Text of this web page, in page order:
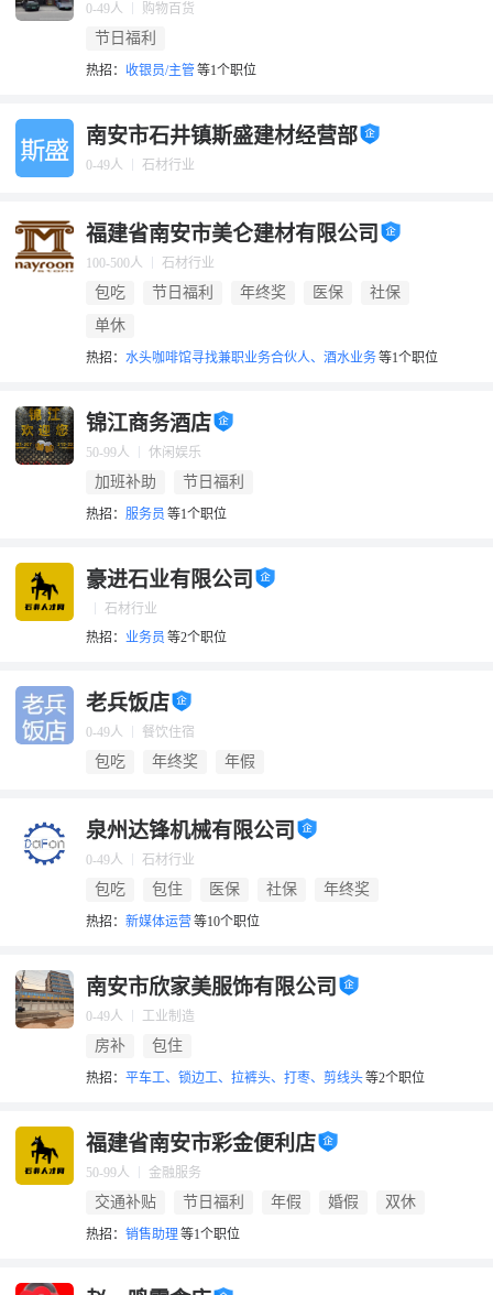
0-49人 购物百货
节日福利
热招： 收银员/主管 等1个职位
南安市石井镇斯盛建材经营部
0-49人 石材行业
福建省南安市美仑建材有限公司
100-500人 石材行业
包吃 节日福利 年终奖 医保
社保
单休
热招： 水头咖啡馆寻找兼职业务合伙人、酒水业务等1个职位
锦江商务酒店
50-99人 休闲娱乐
加班补助 节日福利
热招： 服务员 等1个职位
豪进石业有限公司
石材行业
热招： 业务员 等2个职位
老兵饭店
0-49人 餐饮住宿
包吃 年终奖 年假
泉州达锋机械有限公司
0-49人 石材行业
包吃 包住 医保 社保 年终奖
热招： 新媒体运营 等10个职位
南安市欣家美服饰有限公司
0-49人 工业制造
房补 包住
热招： 平车工、锁边工、拉裤头、打枣、剪线头等2个职位
福建省南安市彩金便利店
50-99人 金融服务
交通补贴 节日福利 年假 婚假 双休
热招： 销售助理等1个职位